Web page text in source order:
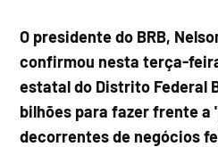
O presidente do BRB,
confirmou nesta terça-
estatal do Distrito Federal
bilhões para fazer frente a
decorrentes de negócios